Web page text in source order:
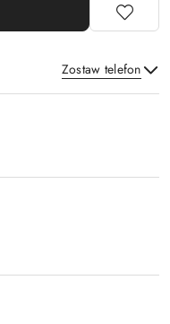
Zostaw telefon